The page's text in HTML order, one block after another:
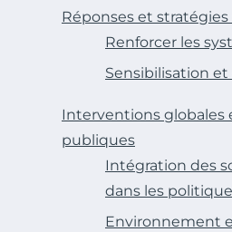
Réponses et stratégies
Renforcer les
Sensibilisation
Interventions globales
publiques
Intégration des
dans les
Environnement